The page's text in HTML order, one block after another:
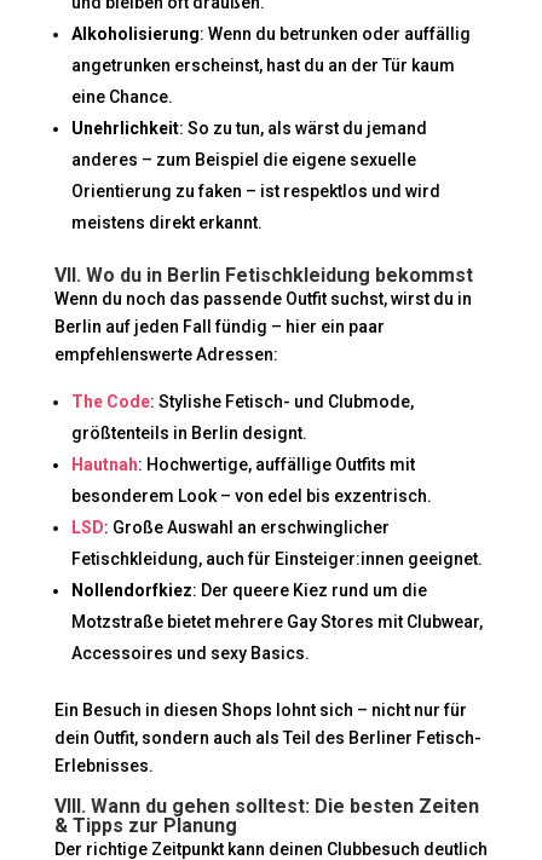
Alkoholisierung: Wenn du betrunken oder auffällig
angetrunken erscheinst, hast du an der Tür kaum
eine Chance.
Unehrlichkeit: So zu tun, als wärst du jemand
anderes – zum Beispiel die eigene sexuelle
Orientierung zu faken – ist respektlos und wird
meistens direkt erkannt.
VII. Wo du in Berlin Fetischkleidung bekommst
Wenn du noch das passende Outfit suchst, wirst du in
Berlin auf jeden Fall fündig – hier ein paar
empfehlenswerte Adressen:
The Code: Stylishe Fetisch- und Clubmode,
größtenteils in Berlin designt.
Hautnah: Hochwertige, auffällige Outfits mit
besonderem Look – von edel bis exzentrisch.
LSD: Große Auswahl an erschwinglicher
Fetischkleidung, auch für Einsteiger:innen geeignet.
Nollendorfkiez: Der queere Kiez rund um die
Motzstraße bietet mehrere Gay Stores mit Clubwear,
Accessoires und sexy Basics.
Ein Besuch in diesen Shops lohnt sich – nicht nur für
dein Outfit, sondern auch als Teil des Berliner Fetisch-
Erlebnisses.
VIII. Wann du gehen solltest: Die besten Zeiten
& Tipps zur Planung
Der richtige Zeitpunkt kann deinen Clubbesuch deutlich